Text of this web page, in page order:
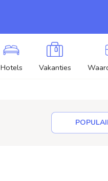
Hotels Vakanties